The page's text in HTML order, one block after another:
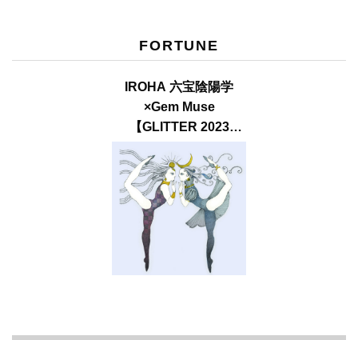
FORTUNE
IROHA 六宝陰陽学
×Gem Muse
【GLITTER 2023
SUMMER issue】